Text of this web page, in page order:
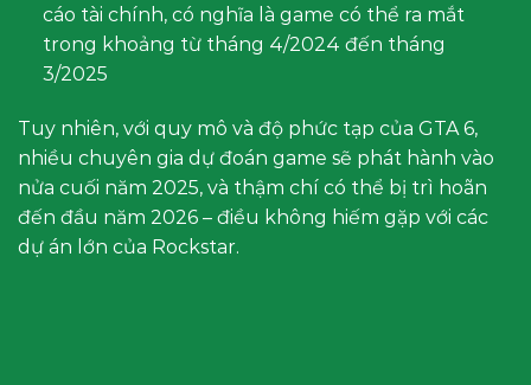
cáo tài chính, có nghĩa là game có thể ra mắt
trong khoảng từ tháng 4/2024 đến tháng
3/2025
Tuy nhiên, với quy mô và độ phức tạp của GTA 6,
nhiều chuyên gia dự đoán game sẽ phát hành vào
nửa cuối năm 2025, và thậm chí có thể bị trì hoãn
đến đầu năm 2026 – điều không hiếm gặp với các
dự án lớn của Rockstar.